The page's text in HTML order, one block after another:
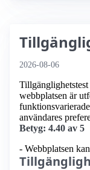
2026-08-06
webbplatsen är
användares
Betyg: 4.40 av 5
- Webbplatsen